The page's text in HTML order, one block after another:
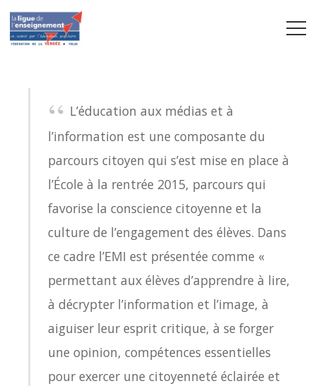
L’éducation aux médias et à
l’information est une composante du
parcours citoyen qui s’est mise en place à
l’École à la rentrée 2015, parcours qui
favorise la conscience citoyenne et la
culture de l’engagement des élèves. Dans
ce cadre l’EMI est présentée comme «
permettant aux élèves d’apprendre à lire,
à décrypter l’information et l’image, à
aiguiser leur esprit critique, à se forger
une opinion, compétences essentielles
pour exercer une citoyenneté éclairée et